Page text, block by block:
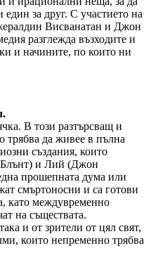
за друг. С участието на
Висванатан и Джон
разглежда възходите и
и начините, по които ни
В този разтърсващ и
трябва да живее в пълна
създания, които
Блънт) и Лий (Джон
прошепната дума или
смъртоносни и са готови
като междувременно
на съществата.
и от зрители от цял свят,
които непременно трябва